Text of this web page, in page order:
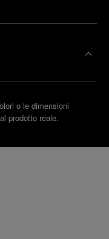
o le dimensioni
prodotto reale.